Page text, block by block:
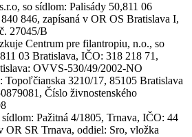
so sídlom: Palisády 50,811 06
846, zapísaná v OR OS Bratislava I,
27045/B
Centrum pre filantropiu, n.o., so
03 Bratislava, IČO: 318 218 71,
OVVS-530/49/2002-NO
Topoľčianska 3210/17, 85105 Bratislava
Číslo živnostenského
sídlom: Pažitná 4/1805, Trnava, IČO: 44
OR SR Trnava, oddiel: Sro, vložka